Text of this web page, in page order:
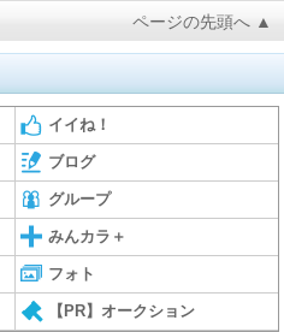
ページの先頭へ ▲
イイね！
ブログ
グループ
みんカラ＋
フォト
【PR】オークション